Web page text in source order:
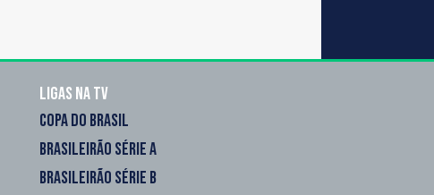
Ligas na TV
COPA DO BRASIL
BRASILEIRÃO SÉRIE A
BRASILEIRÃO SÉRIE B